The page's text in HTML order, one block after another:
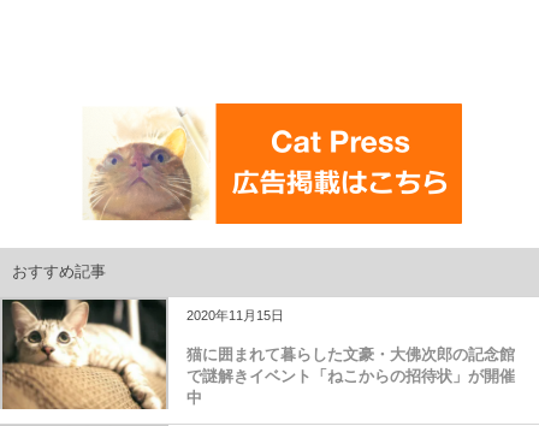
猫に囲まれて暮らした文豪・大佛次郎の記念館
で謎解きイベント「ねこからの招待状」が開催
中